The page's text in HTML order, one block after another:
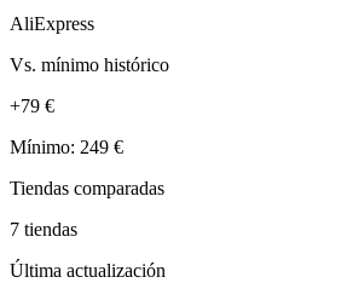
AliExpress
Vs. mínimo histórico
+79 €
Mínimo: 249 €
Tiendas comparadas
7 tiendas
Última actualización